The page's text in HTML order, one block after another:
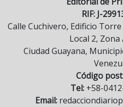
RIF: J-
Calle Cuchivero, Edificio
Local 2, Zona
Ciudad Guayana,
Código
Tel:+58-
Email: